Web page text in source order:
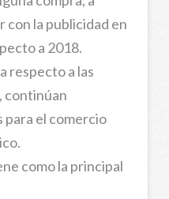
la publicidad en
a 2018.
respecto a las
continúan
el comercio
como la principal